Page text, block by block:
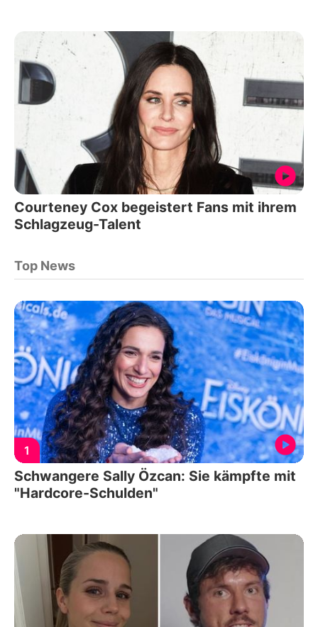
Courteney Cox begeistert Fans mit ihrem
Schlagzeug-Talent
Top News
1
Schwangere Sally Özcan: Sie kämpfte mit
"Hardcore-Schulden"